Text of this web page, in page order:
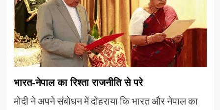
भारत-नेपाल का रिश्ता राजनीति से परे
मोदी ने अपने संबोधन में दोहराया कि भारत और नेपाल का